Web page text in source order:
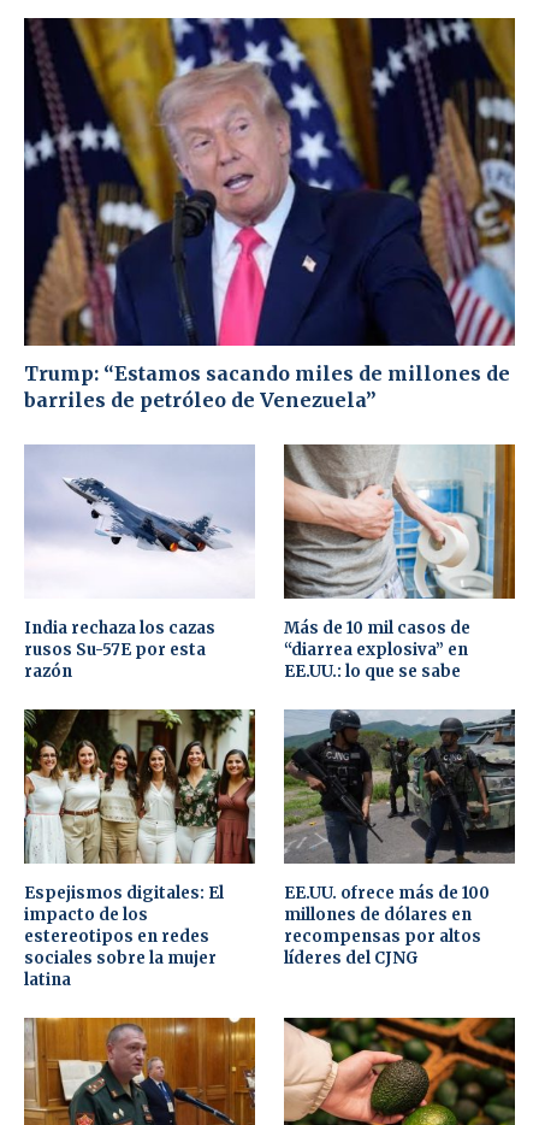
Trump: “Estamos sacando miles de millones de
barriles de petróleo de Venezuela”
India rechaza los cazas
rusos Su-57E por esta
razón
Más de 10 mil casos de
“diarrea explosiva” en
EE.UU.: lo que se sabe
Espejismos digitales: El
impacto de los
estereotipos en redes
sociales sobre la mujer
latina
EE.UU. ofrece más de 100
millones de dólares en
recompensas por altos
líderes del CJNG